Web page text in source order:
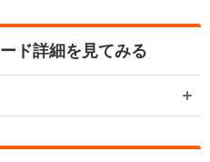
ド詳細を見てみる